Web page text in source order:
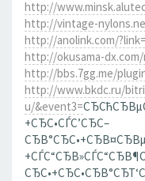
http://
http://vintage-
http://anolink.com/
http://okusama-
http://bbs.7gg.me/
http://www.bkdc.ru/
u/&event3=
+СЂС•СЃС’СЂС–